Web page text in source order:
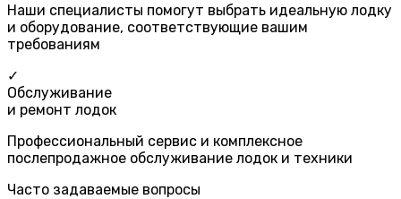
Наши специалисты помогут выбрать идеальную лодку
и оборудование, соответствующие вашим
требованиям
✓
Обслуживание
и ремонт лодок
Профессиональный сервис и комплексное
послепродажное обслуживание лодок и техники
Часто задаваемые вопросы